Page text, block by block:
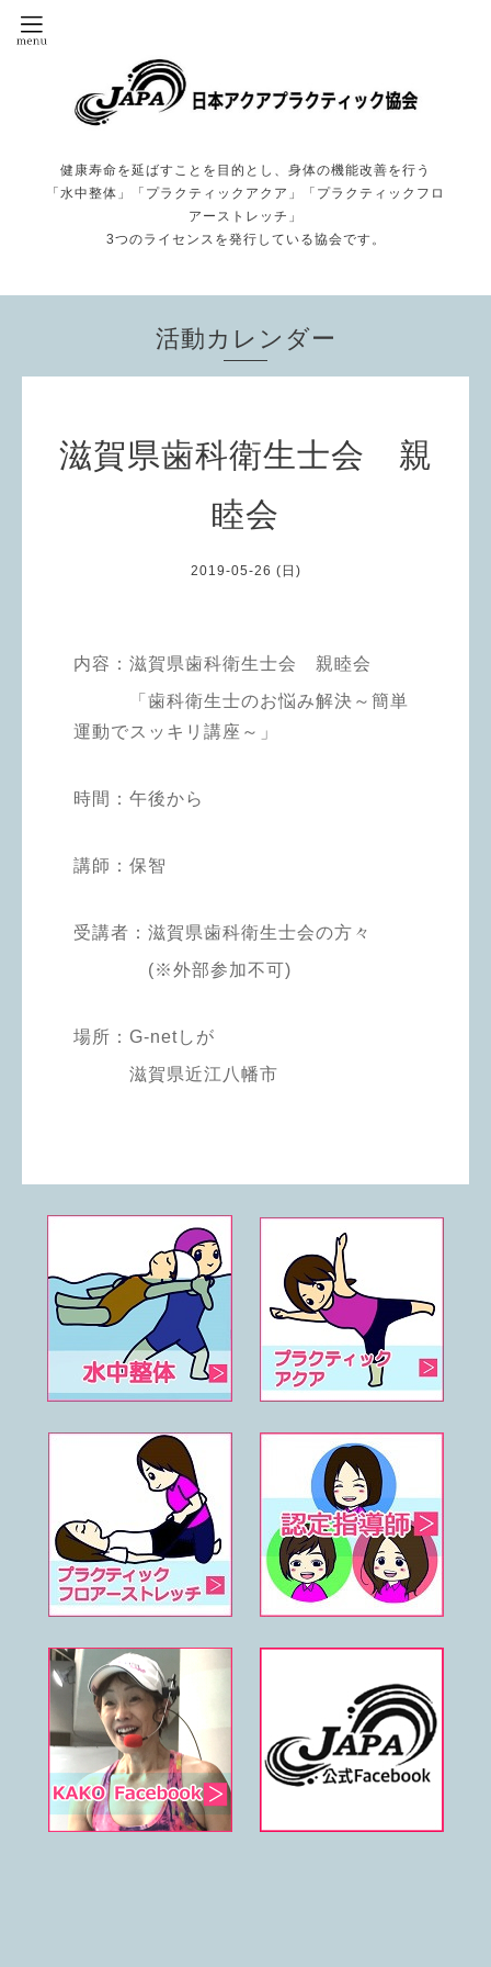
健康寿命を延ばすことを目的とし、身体の機能改善を行う
「水中整体」「プラクティックアクア」「プラクティックフロ
アーストレッチ」
3つのライセンスを発行している協会です。
活動カレンダー
滋賀県歯科衛生士会 親
睦会
2019-05-26 (日)
内容：滋賀県歯科衛生士会 親睦会
「歯科衛生士のお悩み解決～簡単
運動でスッキリ講座～」
時間：午後から
講師：保智
受講者：滋賀県歯科衛生士会の方々
(※外部参加不可)
場所：G-netしが
滋賀県近江八幡市